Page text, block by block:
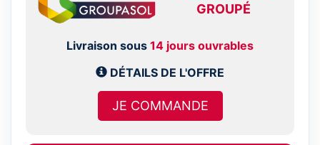
GROUPÉ
Livraison sous 14 jours ouvrables
DÉTAILS DE L'OFFRE
JE COMMANDE